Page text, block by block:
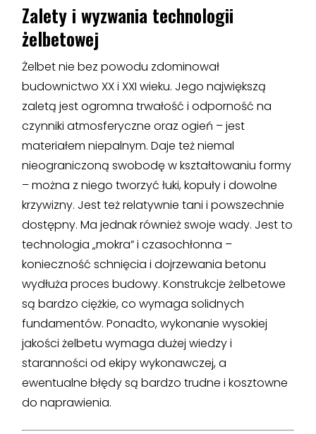
Zalety i wyzwania technologii
żelbetowej
Żelbet nie bez powodu zdominował
budownictwo XX i XXI wieku. Jego największą
zaletą jest ogromna trwałość i odporność na
czynniki atmosferyczne oraz ogień – jest
materiałem niepalnym. Daje też niemal
nieograniczoną swobodę w kształtowaniu formy
– można z niego tworzyć łuki, kopuły i dowolne
krzywizny. Jest też relatywnie tani i powszechnie
dostępny. Ma jednak również swoje wady. Jest to
technologia „mokra” i czasochłonna –
konieczność schnięcia i dojrzewania betonu
wydłuża proces budowy. Konstrukcje żelbetowe
są bardzo ciężkie, co wymaga solidnych
fundamentów. Ponadto, wykonanie wysokiej
jakości żelbetu wymaga dużej wiedzy i
staranności od ekipy wykonawczej, a
ewentualne błędy są bardzo trudne i kosztowne
do naprawienia.